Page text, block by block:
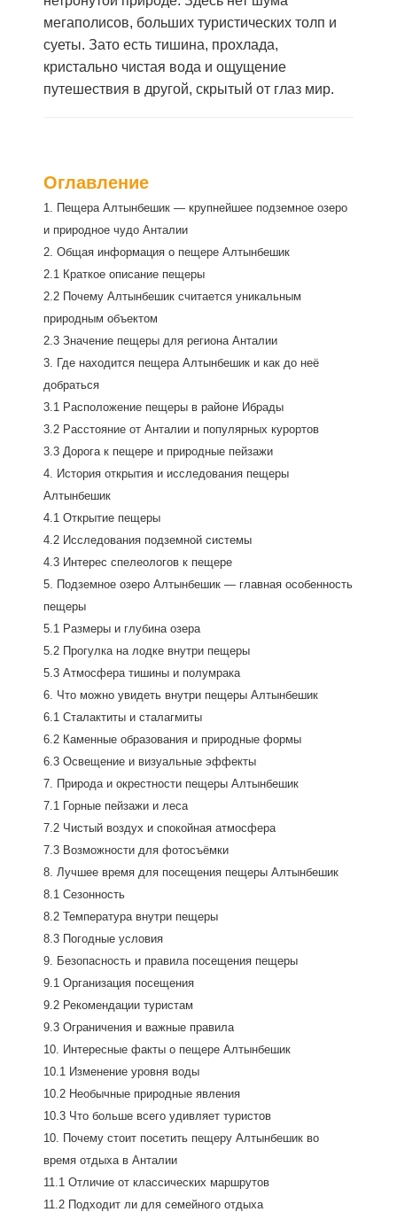
мегаполисов, больших туристических толп и
суеты. Зато есть тишина, прохлада,
кристально чистая вода и ощущение
путешествия в другой, скрытый от глаз мир.
Оглавление
1. Пещера Алтынбешик — крупнейшее подземное озеро
и природное чудо Анталии
2. Общая информация о пещере Алтынбешик
2.1 Краткое описание пещеры
2.2 Почему Алтынбешик считается уникальным
природным объектом
2.3 Значение пещеры для региона Анталии
3. Где находится пещера Алтынбешик и как до неё
добраться
3.1 Расположение пещеры в районе Ибрады
3.2 Расстояние от Анталии и популярных курортов
3.3 Дорога к пещере и природные пейзажи
4. История открытия и исследования пещеры
Алтынбешик
4.1 Открытие пещеры
4.2 Исследования подземной системы
4.3 Интерес спелеологов к пещере
5. Подземное озеро Алтынбешик — главная особенность
пещеры
5.1 Размеры и глубина озера
5.2 Прогулка на лодке внутри пещеры
5.3 Атмосфера тишины и полумрака
6. Что можно увидеть внутри пещеры Алтынбешик
6.1 Сталактиты и сталагмиты
6.2 Каменные образования и природные формы
6.3 Освещение и визуальные эффекты
7. Природа и окрестности пещеры Алтынбешик
7.1 Горные пейзажи и леса
7.2 Чистый воздух и спокойная атмосфера
7.3 Возможности для фотосъёмки
8. Лучшее время для посещения пещеры Алтынбешик
8.1 Сезонность
8.2 Температура внутри пещеры
8.3 Погодные условия
9. Безопасность и правила посещения пещеры
9.1 Организация посещения
9.2 Рекомендации туристам
9.3 Ограничения и важные правила
10. Интересные факты о пещере Алтынбешик
10.1 Изменение уровня воды
10.2 Необычные природные явления
10.3 Что больше всего удивляет туристов
10. Почему стоит посетить пещеру Алтынбешик во
время отдыха в Анталии
11.1 Отличие от классических маршрутов
11.2 Подходит ли для семейного отдыха